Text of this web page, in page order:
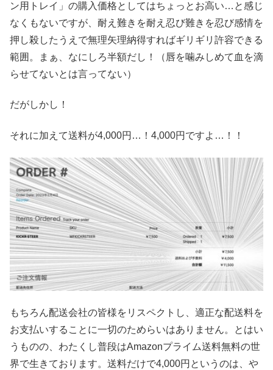
ン用トレイ」の購入価格としてはちょっとお高い…と感じ
なくもないですが、耐え難きを耐え忍び難きを忍び感情を
押し殺したうえで無理矢理納得すればギリギリ許容できる
範囲。まぁ、なにしろ半額だし！（唇を噛みしめて血を滴
らせてないとは言ってない）
だがしかし！
それに加えて送料が4,000円…！4,000円ですよ…！！
もちろん配送会社の皆様をリスペクトし、適正な配送料を
お支払いすることに一切のためらいはありません。とはい
うものの、わたくし普段はAmazonプライム送料無料の世
界で生きております。送料だけで4,000円というのは、や